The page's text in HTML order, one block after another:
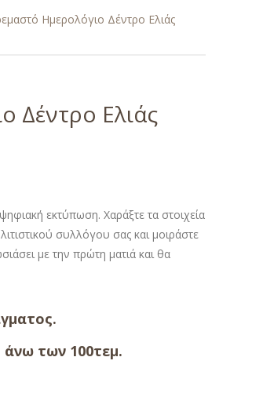
Ημερολόγιο Δέντρο Ελιάς
Δέντρο Ελιάς
εκτύπωση. Χαράξτε τα στοιχεία
συλλόγου σας και μοιράστε
με την πρώτη ματιά και θα
των 100τεμ.